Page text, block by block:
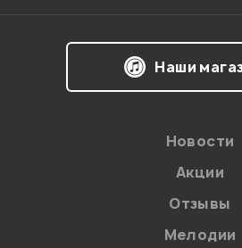
на обработку
персональных данных.
Наши
Новости
Акции
Отзывы
Мелодии